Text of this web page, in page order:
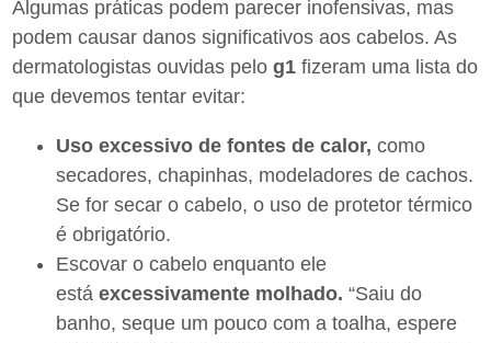
Algumas práticas podem parecer inofensivas, mas
podem causar danos significativos aos cabelos. As
dermatologistas ouvidas pelog1fizeram uma lista do
que devemos tentar evitar:
Uso excessivo de fontes de calor,como
secadores, chapinhas, modeladores de cachos.
Se for secar o cabelo, o uso de protetor térmico
é obrigatório.
Escovar o cabelo enquanto ele
estáexcessivamente molhado. “Saiu do
banho, seque um pouco com a toalha, espere